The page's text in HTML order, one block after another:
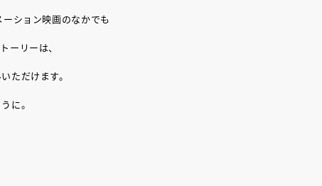
ション映画のなかでも
ーリーは、
ただけます。
に。
（あさのあつこ）特設サ
年９月30日発売決定！